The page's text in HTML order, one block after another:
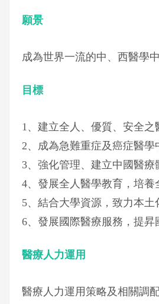
願景
成為世界一流的中、西醫學中
目標
1、建立全人、優質、安全之
2、成為急難重症及癌症醫學
3、強化管理、建立中國醫療
4、發展全人醫學教育，培養
5、結合大學資源，致力本土
6、發展國際醫療服務，提昇
醫療人力運用
醫療人力運用策略及相關調